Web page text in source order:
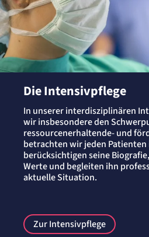
Die Intensivpflege
In unserer interdisziplinären
wir insbesondere den
ressourcenerhaltende- und
betrachten wir jeden
berücksichtigen seine
Werte und begleiten ihn
aktuelle Situation.
Zur Intensivpflege
Matelso Telefontracking
Name:
Anbieter:
Speichert die User-ID. Hierdurch wird fgestgelegt,
Cookie Laufzeit:
2 Jahre
Matelso Telefontracking
Name:
mat_ep
Registriert den initialen Einstiegspunkt des Nutzers auf
Cookie Laufzeit: